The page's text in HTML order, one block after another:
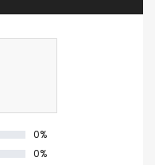
0%
0%